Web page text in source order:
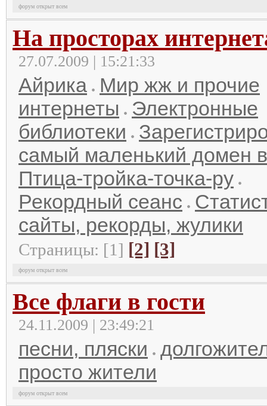
форум открыт всем
На просторах
27.07.2009 | 15:21:33
Айрика
Мир жж и прочие
интернеты
Электронные
библиотеки
самый маленький домен
Птица-тройка-точка-ру
Рекордный сеанс
сайты, рекорды, жулики
Страницы: [1] [2] [3]
форум открыт всем
Все флаги в гости
24.11.2009 | 23:49:21
песни, пляски
просто жители
форум открыт всем